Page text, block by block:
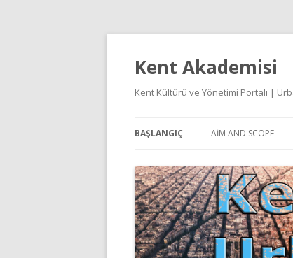
Kent Akademisi
Kent Kültürü ve Yönetimi Portalı |
BAŞLANGIÇ AIM AND SCOPE